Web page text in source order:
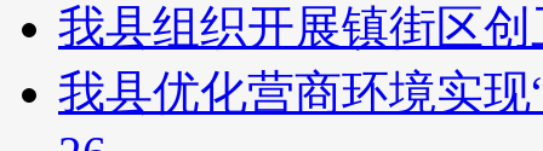
我县组织开展镇街区
我县优化营商环境实